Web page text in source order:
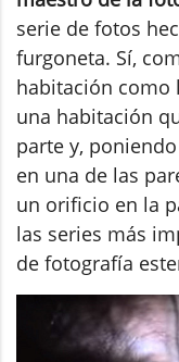
serie de fotos
furgoneta. Sí,
habitación como
una habitación
parte y,
en una de las
un orificio en la
las series más
de fotografía